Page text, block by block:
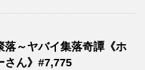
落～ヤバイ集落奇譚《ホ
さん》#7,775